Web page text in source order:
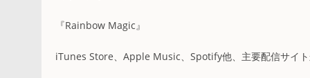
『Rainbow Magic』
iTunes Store、Apple Music、Spotify他、主要配信サイト